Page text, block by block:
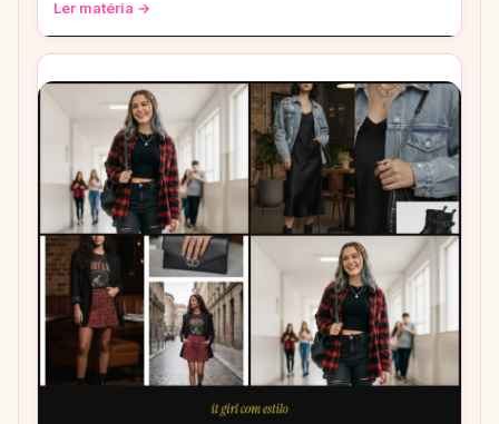
Ler matéria →